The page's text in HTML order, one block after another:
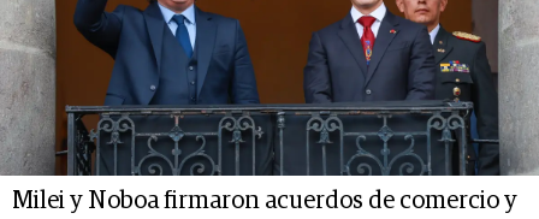
Milei y Noboa firmaron acuerdos de comercio y